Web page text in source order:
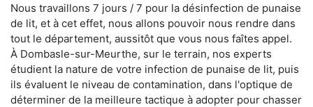
Nous travaillons 7 jours / 7 pour la désinfection de punaise
de lit, et à cet effet, nous allons pouvoir nous rendre dans
tout le département, aussitôt que vous nous faîtes appel.
À Dombasle-sur-Meurthe, sur le terrain, nos experts
étudient la nature de votre infection de punaise de lit, puis
ils évaluent le niveau de contamination, dans l'optique de
déterminer de la meilleure tactique à adopter pour chasser